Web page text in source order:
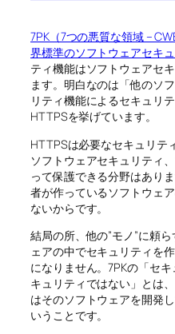
7PK（7つの悪質な領域 –
界標準のソフトウェアセキュ
ティ機能はソフトウェアセ
ます。明白なのは「他のソ
リティ機能によるセキュリ
HTTPSを挙げています。
HTTPSは必要なセキュリテ
ソフトウェアセキュリティ
って保護できる分野はあり
者が作っているソフトウェ
ないからです。
結局の所、他の”モノ”に頼
ェアの中でセキュリティを
になりません。7PKの「セ
キュリティではない」とは
はそのソフトウェアを開発
いうことです。